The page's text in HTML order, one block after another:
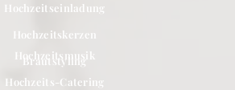
Hochzeitseinladung
Hochzeitskerzen
Brautstyling
Hochzeitsmusik
Hochzeits-Catering